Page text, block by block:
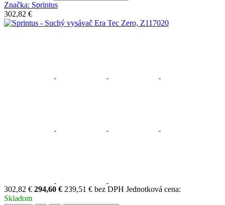
Značka: Sprintus
302,82 €
302,82 € 294,60 € 239,51 € bez DPH Jednotková cena:
Skladom